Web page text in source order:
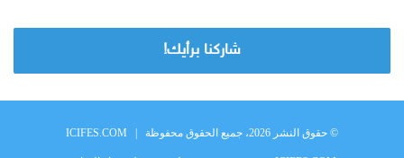
شاركنا برأيك!
© حقوق النشر 2026، جميع الحقوق محفوظة | ICIFES.COM